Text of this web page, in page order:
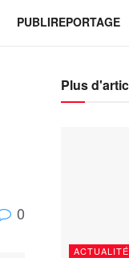
PUBLIREPORTAGE
0
Plus
ACTUALITÉ